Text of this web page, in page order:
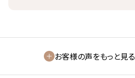
お客様の声をもっと見る